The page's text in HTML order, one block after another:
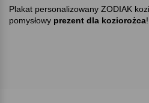
Plakat personalizowany ZODIAK
pomysłowy prezent dla koziorożca!